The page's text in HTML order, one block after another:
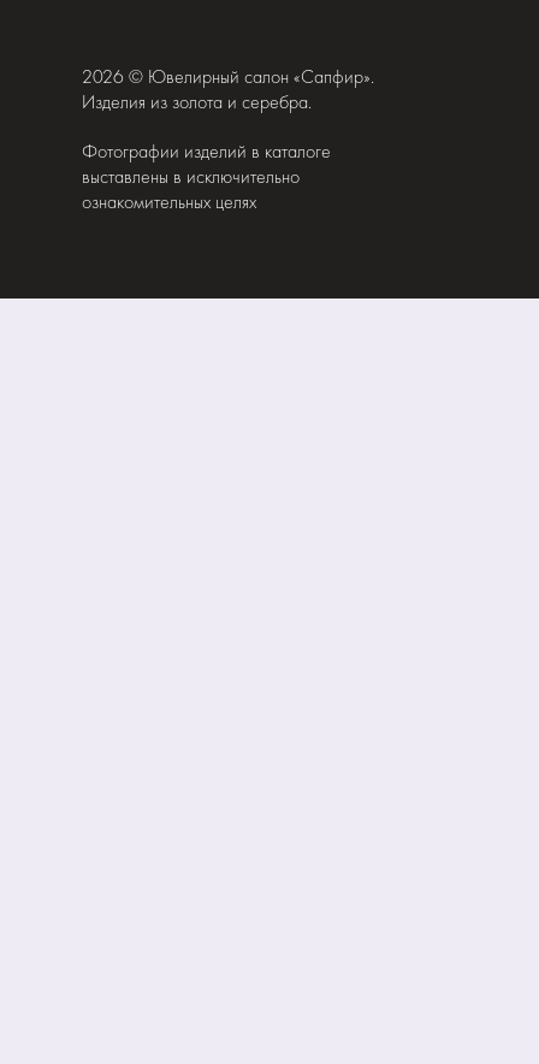
2026 © Ювелирный салон «Сапфир».
Изделия из золота и серебра.
Фотографии изделий в каталоге
выставлены в исключительно
ознакомительных целях